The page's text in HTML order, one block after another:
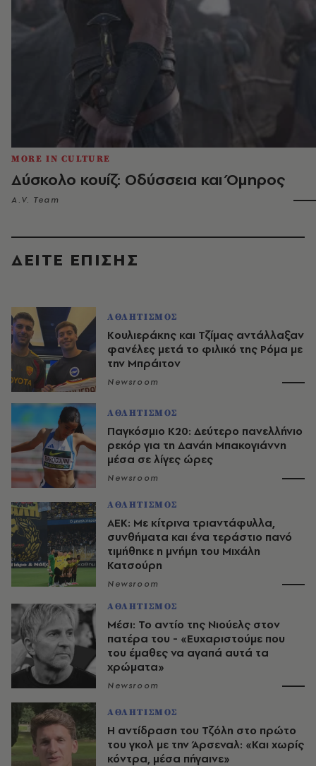
MORE IN CULTURE
Δύσκολο κουίζ: Οδύσσεια και Όμηρος
A.V. Team
ΔΕΙΤΕ ΕΠΙΣΗΣ
ΑΘΛΗΤΙΣΜΟΣ
Κουλιεράκης και Τζίμας αντάλλαξαν
φανέλες μετά το φιλικό της Ρόμα με
την Μπράιτον
Newsroom
ΑΘΛΗΤΙΣΜΟΣ
Παγκόσμιο Κ20: Δεύτερο πανελλήνιο
ρεκόρ για τη Δανάη Μπακογιάννη
μέσα σε λίγες ώρες
Newsroom
ΑΘΛΗΤΙΣΜΟΣ
ΑΕΚ: Με κίτρινα τριαντάφυλλα,
συνθήματα και ένα τεράστιο πανό
τιμήθηκε η μνήμη του Μιχάλη
Κατσούρη
Newsroom
ΑΘΛΗΤΙΣΜΟΣ
Μέσι: Το αντίο της Νιούελς στον
πατέρα του - «Ευχαριστούμε που
του έμαθες να αγαπά αυτά τα
χρώματα»
Newsroom
ΑΘΛΗΤΙΣΜΟΣ
Η αντίδραση του Τζόλη στο πρώτο
του γκολ με την Άρσεναλ: «Και χωρίς
κόντρα, μέσα πήγαινε»